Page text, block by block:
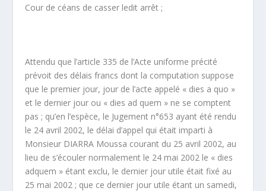
Cour de céans de casser ledit arrêt ;
Attendu que l’article 335 de l’Acte uniforme précité
prévoit des délais francs dont la computation suppose
que le premier jour, jour de l’acte appelé « dies a quo »
et le dernier jour ou « dies ad quem » ne se comptent
pas ; qu’en l’espèce, le Jugement n°653 ayant été rendu
le 24 avril 2002, le délai d’appel qui était imparti à
Monsieur DIARRA Moussa courant du 25 avril 2002, au
lieu de s’écouler normalement le 24 mai 2002 le « dies
adquem » étant exclu, le dernier jour utile était fixé au
25 mai 2002 ; que ce dernier jour utile étant un samedi,